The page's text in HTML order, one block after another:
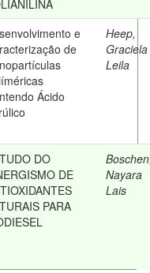
e
de
Ácido
Heep,
Graciela
Leila
DO
DE
PARA
Nayara
Lais